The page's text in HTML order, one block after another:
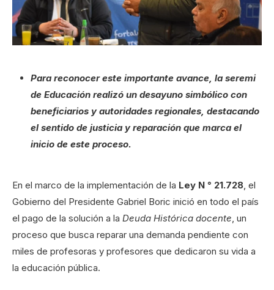
Para reconocer este importante avance, la seremi
de Educación realizó un desayuno simbólico con
beneficiarios y autoridades regionales, destacando
el sentido de justicia y reparación que marca el
inicio de este proceso.
En el marco de la implementación de la Ley N ° 21.728, el
Gobierno del Presidente Gabriel Boric inició en todo el país
el pago de la solución a la Deuda Histórica docente, un
proceso que busca reparar una demanda pendiente con
miles de profesoras y profesores que dedicaron su vida a
la educación pública.